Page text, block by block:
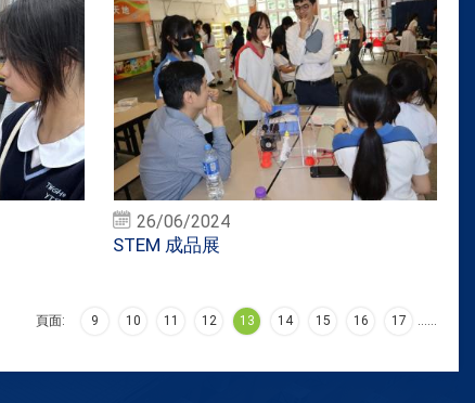
26/06/2024
STEM 成品展
頁面: 9 10 11 12 13 14 15 16 17